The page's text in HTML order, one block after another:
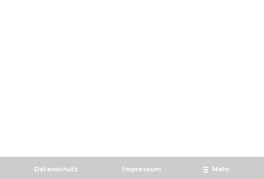
Datenschutz Impressum Mehr